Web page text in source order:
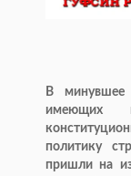
В минувшее
имеющих
политику
пришли на